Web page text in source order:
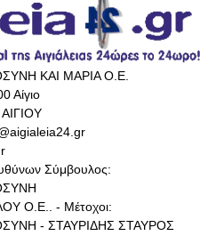
ΚΑΙ ΜΑΡΙΑ Ο.Ε.
Αίγιο
Σύμβουλος:
Ο.Ε.. - Μέτοχοι:
- ΣΤΑΥΡΙΔΗΣ ΣΤΑΥΡΟΣ